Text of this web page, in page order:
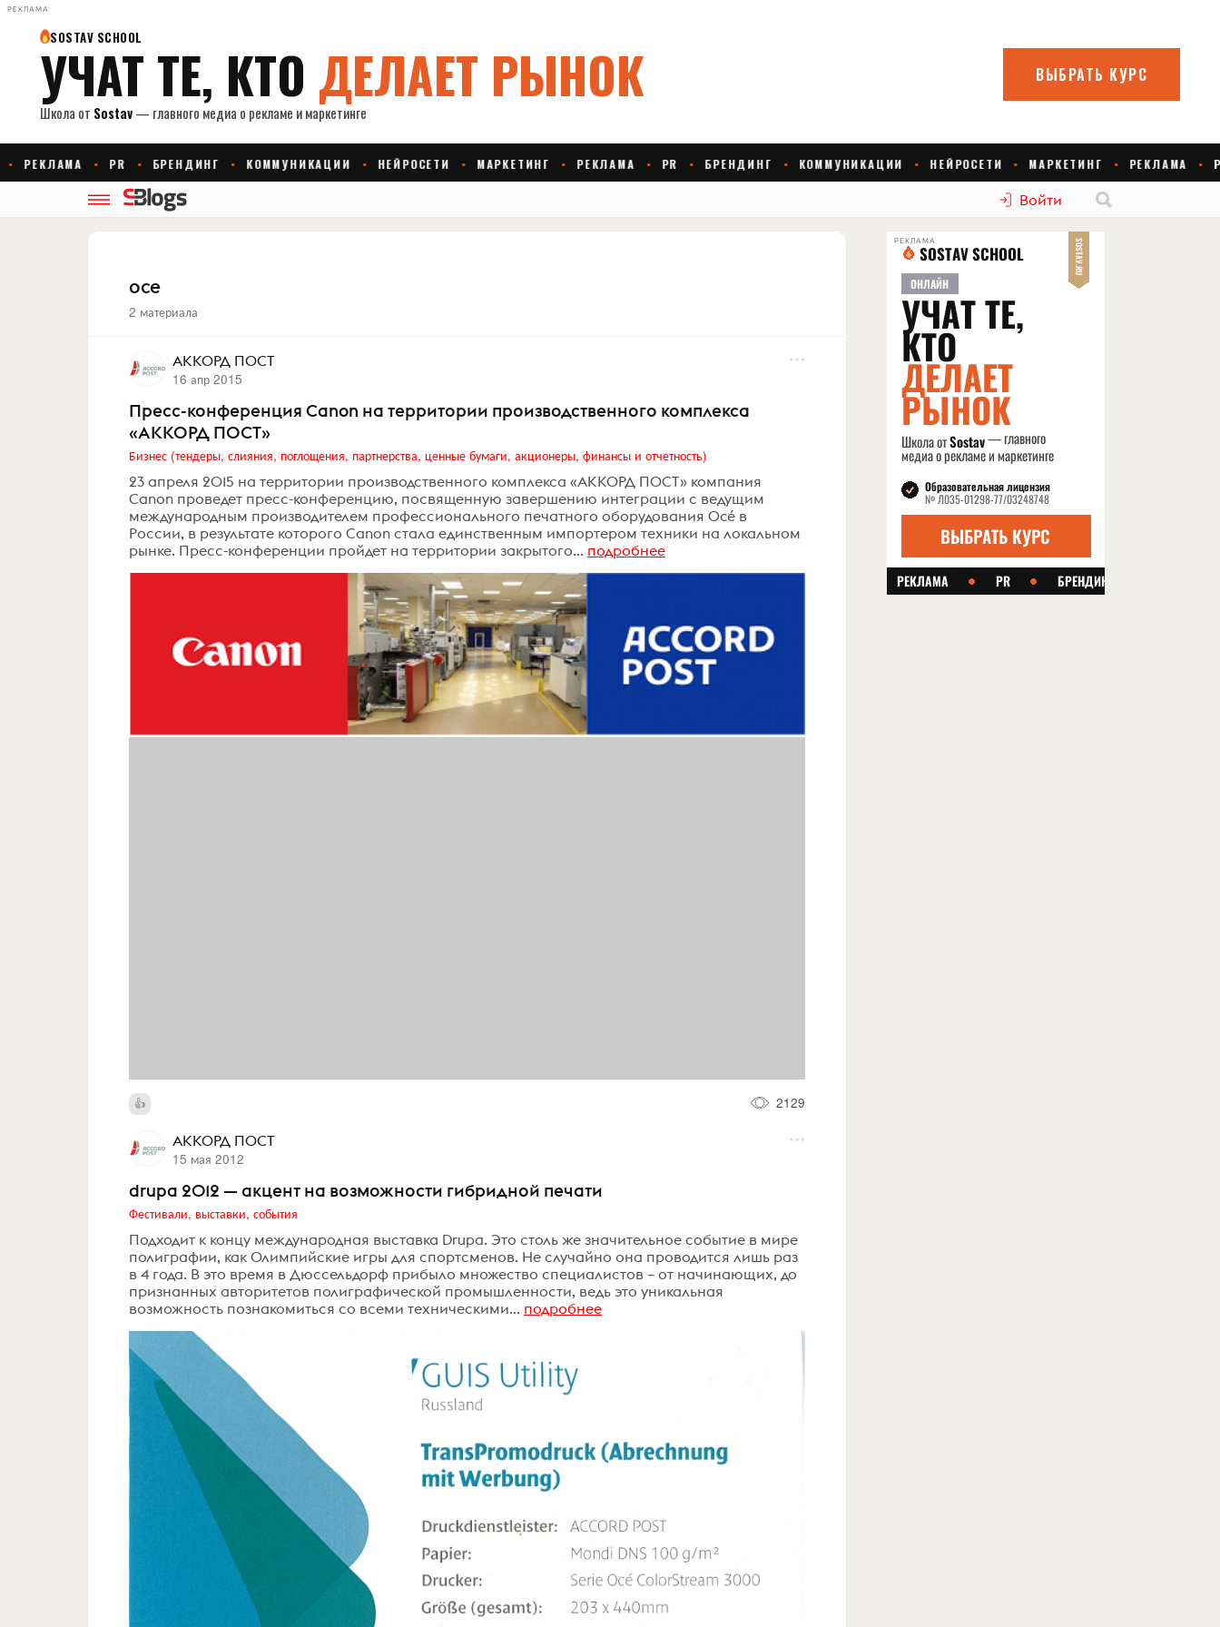
РЕКЛАМА
Войти
oce
2 материала
АККОРД ПОСТ
16 апр 2015
Пресс-конференция Canon на территории производственного комплекса
«АККОРД ПОСТ»
Бизнес (тендеры, слияния, поглощения, партнерства, ценные бумаги, акционеры, финансы и отчетность)
23 апреля 2015 на территории производственного комплекса «АККОРД ПОСТ» компания
Canon проведет пресс-конференцию, посвященную завершению интеграции с ведущим
международным производителем профессионального печатного оборудования Océ в
России, в результате которого Canon стала единственным импортером техники на локальном
рынке. Пресс-конференции пройдет на территории закрытого... подробнее
2129
АККОРД ПОСТ
15 мая 2012
drupa 2012 — акцент на возможности гибридной печати
Фестивали, выставки, события
Подходит к концу международная выставка Drupa. Это столь же значительное событие в мире
полиграфии, как Олимпийские игры для спортсменов. Не случайно она проводится лишь раз
в 4 года. В это время в Дюссельдорф прибыло множество специалистов – от начинающих, до
признанных авторитетов полиграфической промышленности, ведь это уникальная
возможность познакомиться со всеми техническими... подробнее
РЕКЛАМА